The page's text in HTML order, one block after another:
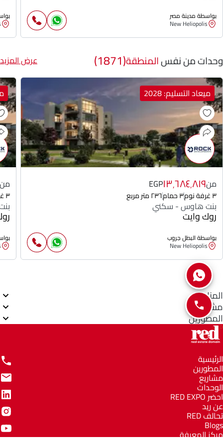
بواسطة مدينة مصر
New Heliopolis
وحدات من نفسالمنطقة(1871) عرض المزيد
ميعاد التسليم: 2028
من١٣٬٦٨٤٬٨١٩EGP
٣ غرفة نوم ٣ حمام ٢٣٦ متر مربع
بنت هاوس - سكني
روك وايت
بواسطة البطل جروب
New Heliopolis
من
٣ غرفة نوم
المناطق
مشاريع
المطورين
الرئيسية
المطورين
مشاريع
الوحدات
احضر RED EXPO
عن ريد
تحالف RED
Blogs
مركز المعرفة